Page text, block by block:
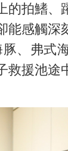
拍鰭、
感觸深
、弗式
援池途